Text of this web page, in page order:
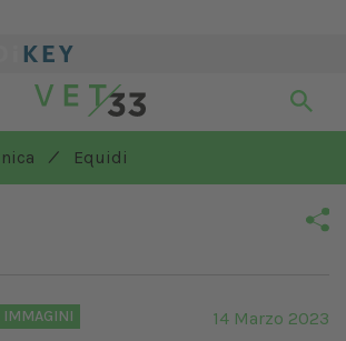
/ Equidi
IMMAGINI 14 Marzo 2023